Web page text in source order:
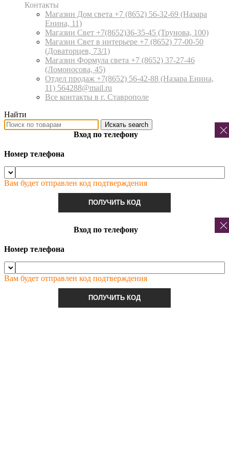
Контакты
Магазин Дом света +7 (8652) 56-32-69 (Назара
Енина, 11)
Магазин Свет +7(8652)36-35-45 (Трунова, 100)
Магазин Свет в интерьере +7 (8652) 77-00-50
(Доваторцев, 73/1)
Магазин Формула света +7 (8652) 37-27-46
(Ломоносова, 45)
Отдел продаж +7(8652) 56-42-88 (Назара Енина,
11) 564288@mail.ru
Все контакты в г. Ставрополе
Найти
Искать search
Вход по телефону
Номер телефона
Вам будет отправлен код подтверждения
ПОЛУЧИТЬ КОД
Вход по телефону
Номер телефона
Вам будет отправлен код подтверждения
ПОЛУЧИТЬ КОД